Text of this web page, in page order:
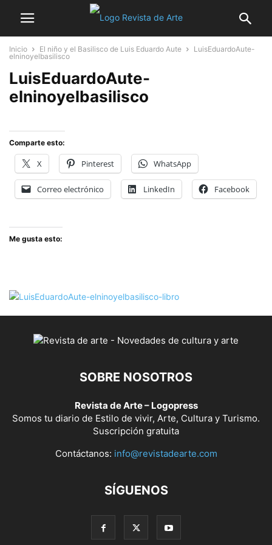
Inicio El niño y el Basilisco de Luis Eduardo Aute
LuisEduardoAute-
elninoyelbasilisco
LuisEduardoAute-
elninoyelbasilisco
Comparte esto:
X Pinterest WhatsApp
Correo electrónico LinkedIn Facebook
Me gusta esto:
SOBRE NOSOTROS
Revista de Arte – Logopress
Somos tu diario de Estilo de vivir, Arte, Cultura y Turismo.
Suscripción gratuita
Contáctanos: info@revistadearte.com
SÍGUENOS